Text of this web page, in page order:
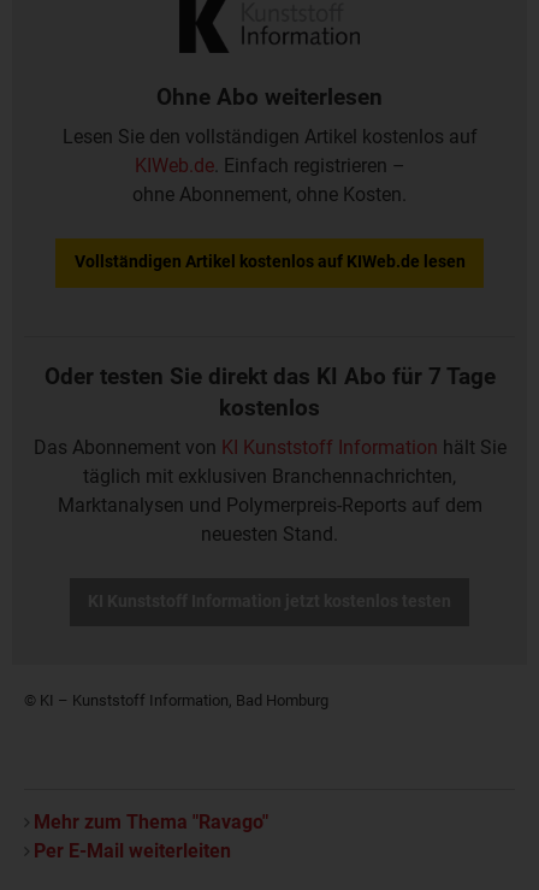
Ohne Abo weiterlesen
Lesen Sie den vollständigen Artikel kostenlos auf
KIWeb.de. Einfach registrieren –
ohne Abonnement, ohne Kosten.
Vollständigen Artikel kostenlos auf KIWeb.de lesen
Oder testen Sie direkt das KI Abo für 7 Tage
kostenlos
Das Abonnement von KI Kunststoff Information hält Sie
täglich mit exklusiven Branchennachrichten,
Marktanalysen und Polymerpreis-Reports auf dem
neuesten Stand.
© KI – Kunststoff Information, Bad Homburg
Mehr zum Thema "Ravago"
Per E-Mail weiterleiten